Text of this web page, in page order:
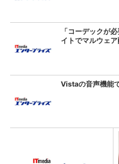
「コーデックが
イトでマルウェ
Vistaの音声機能